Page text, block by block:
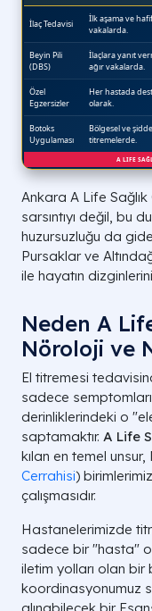
Titreme Tipi
Tek El Titremesi
Açken Titreme
Genç Yaşta
Titreme
İki El Birden
Titreme
B12 Eksikliği
Titremesi
Çocuklarda
Titreme
Ankara A Life
sarsıntıyı değil, bu
huzursuzluğu da
Pursaklar ve
ile hayatın
Neden A
Nöroloji ve
El titremesi
sadece
derinliklerindeki o
saptamaktır. A Life
kılan en temel
Cerrahisi)
çalışmasıdır.
Hastanelerimizde
sadece bir "hasta"
iletim yolları olan bir
koordinasyonumuz